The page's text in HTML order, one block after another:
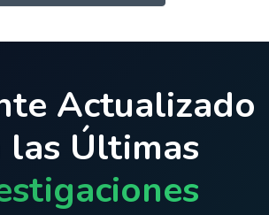
Actualizado
las Últimas